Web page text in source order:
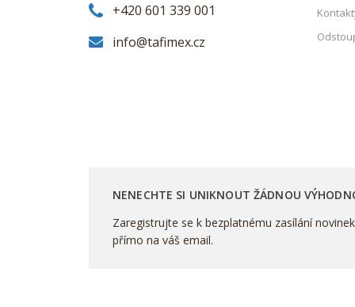
+420 601 339 001
info@tafimex.cz
NENECHTE SI UNIKNOUT ŽÁDNOU
Zaregistrujte se k bezplatnému zasílání
přímo na váš email.